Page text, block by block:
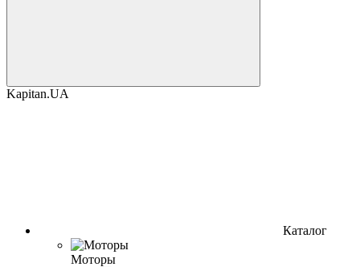
Kapitan.UA
Каталог
Моторы